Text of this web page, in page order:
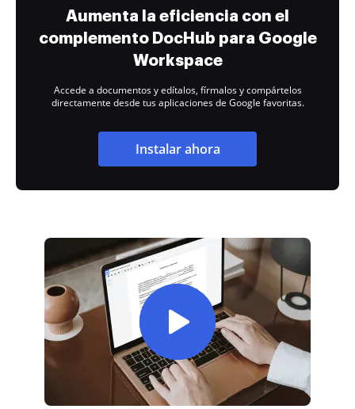
Aumenta la eficiencia con el
complemento DocHub para Google
Workspace
Accede a documentos y edítalos, fírmalos y compártelos
directamente desde tus aplicaciones de Google favoritas.
Instalar ahora